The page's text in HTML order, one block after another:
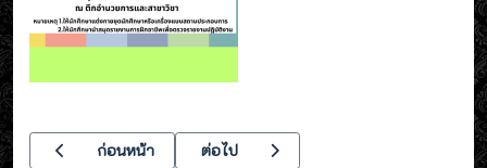
เนื้อหาก่อนหน้า: เพลง : อาชีวะ Proud "สร้างคน สร้างงาน สร้างชาติ
ก่อนหน้า เนื้อหาถัดไป: รวมภาพโครงการ และกิจกรรม
ต่อไป